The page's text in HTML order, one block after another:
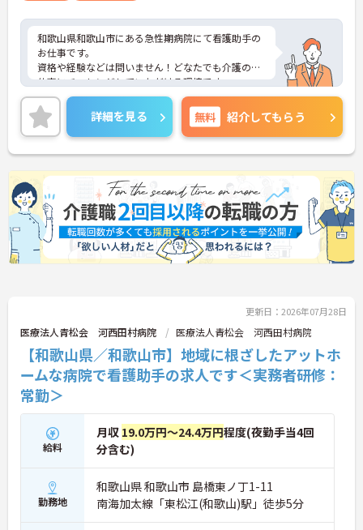
和歌山県和歌山市にある急性期病院にて看護助手の
お仕事です。
資格や経験などは問いません！どなたでも介護のお
仕事にチャレンジしていただける環境です。
ご興味がある方は是非一度マイナビまでお問合せ下
さい。更に詳細などお伝えします。
詳細を見る 無料 紹介してもらう
更新日：2026年07月28日
医療法人青松会 河西田村病院 医療法人青松会 河西田村病院
【和歌山県／和歌山市】地域に根ざしたアットホ
ームな病院で看護助手の求人です＜実務者研修：
常勤＞
給料
月収 19.0万円～24.4万円程度(夜勤手当4回
分含む)
勤務地
和歌山県 和歌山市 島橋東ノ丁1-11
南海加太線「東松江(和歌山)駅」徒歩5分